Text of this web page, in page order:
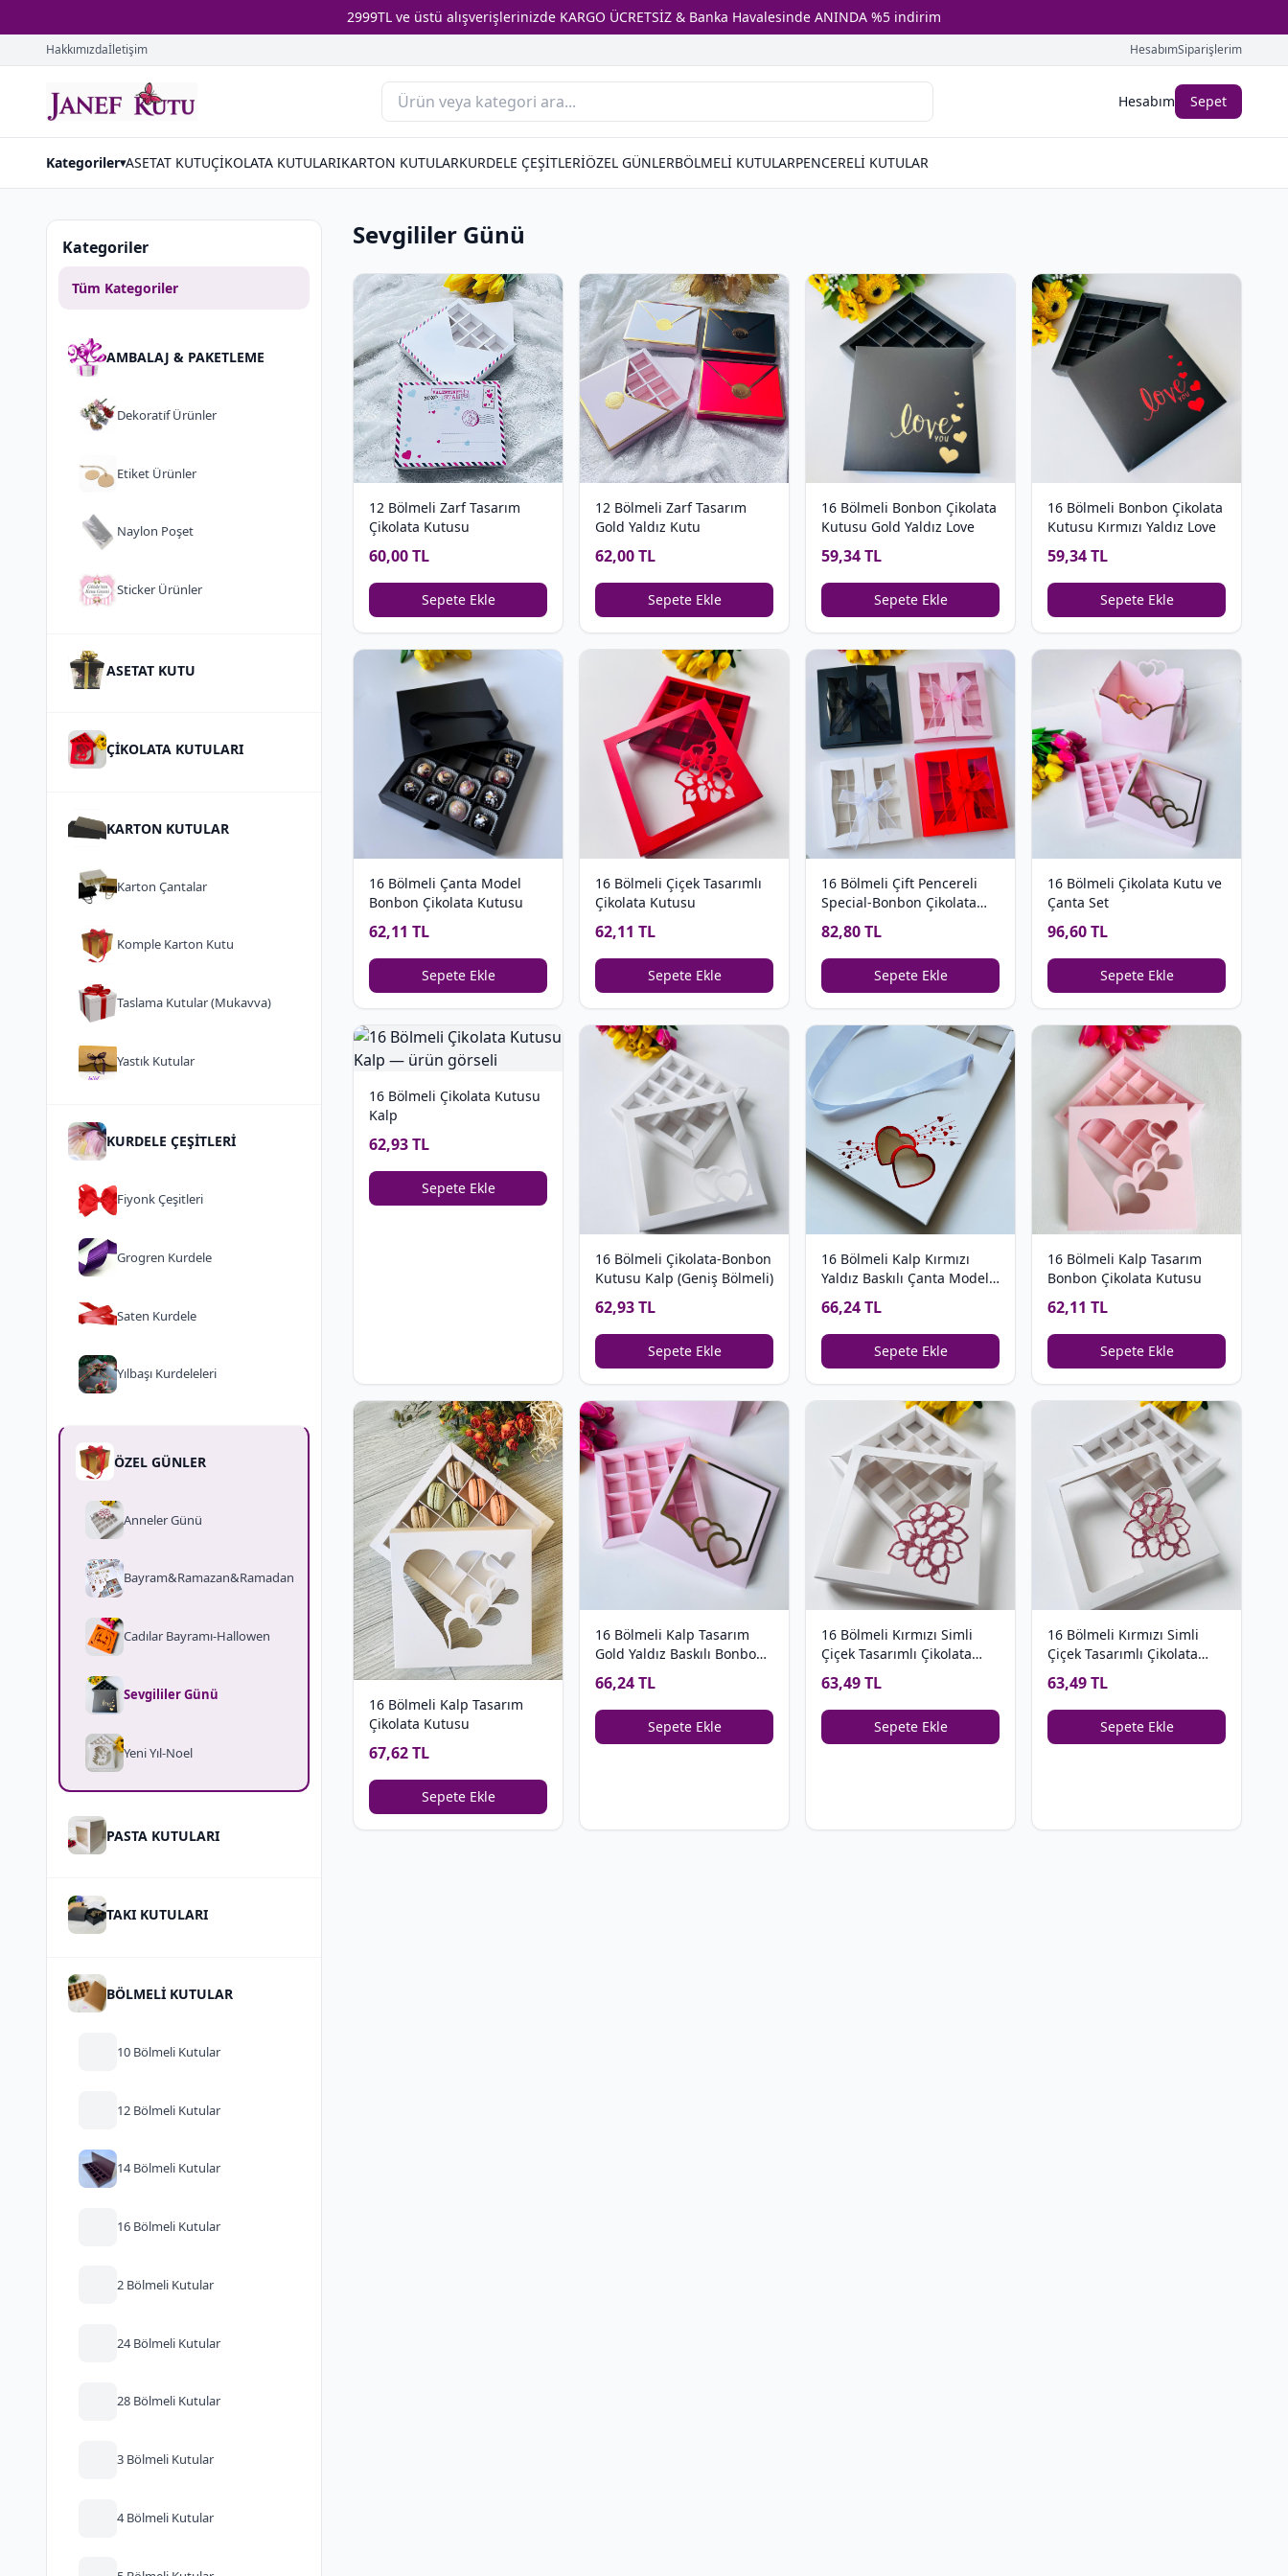
2999TL ve üstü alışverişlerinizde KARGO ÜCRETSİZ & Banka Havalesinde ANINDA %5 indirim
Hakkımızdaİletişim HesabımSiparişlerim
Hesabım Sepet
Kategoriler▾ASETAT KUTUÇİKOLATA KUTULARIKARTON KUTULARKURDELE ÇEŞİTLERİÖZEL GÜNLERBÖLMELİ KUTULARPENCERELİ KUTULAR
Kategoriler
Tüm Kategoriler
AMBALAJ & PAKETLEME
Dekorati̇f Ürünler
Etiket Ürünler
Naylon Poşet
Sticker Ürünler
ASETAT KUTU
ÇİKOLATA KUTULARI
KARTON KUTULAR
Karton Çantalar
Komple Karton Kutu
Taslama Kutular (Mukavva)
Yastık Kutular
KURDELE ÇEŞİTLERİ
Fiyonk Çeşitleri
Grogren Kurdele
Saten Kurdele
Yılbaşı Kurdeleleri
ÖZEL GÜNLER
Anneler Günü
Bayram&Ramazan&Ramadan
Cadılar Bayramı-Hallowen
Sevgililer Günü
Yeni Yıl-Noel
PASTA KUTULARI
TAKI KUTULARI
BÖLMELİ KUTULAR
10 Bölmeli Kutular
12 Bölmeli Kutular
14 Bölmeli Kutular
16 Bölmeli Kutular
2 Bölmeli Kutular
24 Bölmeli Kutular
28 Bölmeli Kutular
3 Bölmeli Kutular
4 Bölmeli Kutular
Sevgililer Günü
12 Bölmeli Zarf Tasarım
Çikolata Kutusu
60,00 TL
Sepete Ekle
12 Bölmeli Zarf Tasarım
Gold Yaldız Kutu
62,00 TL
Sepete Ekle
16 Bölmeli Bonbon Çikolata
Kutusu Gold Yaldız Love
59,34 TL
Sepete Ekle
16 Bölmeli Bonbon Çikolata
Kutusu Kırmızı Yaldız Love
59,34 TL
Sepete Ekle
16 Bölmeli Çanta Model
Bonbon Çikolata Kutusu
62,11 TL
Sepete Ekle
16 Bölmeli Çiçek Tasarımlı
Çikolata Kutusu
62,11 TL
Sepete Ekle
16 Bölmeli Çift Pencereli
Special-Bonbon Çikolata
Kutusu
82,80 TL
Sepete Ekle
16 Bölmeli Çikolata Kutu ve
Çanta Set
96,60 TL
Sepete Ekle
16 Bölmeli Çikolata Kutusu
Kalp
62,93 TL
Sepete Ekle
16 Bölmeli Çikolata-Bonbon
Kutusu Kalp (Geniş Bölmeli)
62,93 TL
Sepete Ekle
16 Bölmeli Kalp Kırmızı
Yaldız Baskılı Çanta Model
Bonbon Kutusu
66,24 TL
Sepete Ekle
16 Bölmeli Kalp Tasarım
Bonbon Çikolata Kutusu
62,11 TL
Sepete Ekle
16 Bölmeli Kalp Tasarım
Çikolata Kutusu
67,62 TL
Sepete Ekle
16 Bölmeli Kalp Tasarım
Gold Yaldız Baskılı Bonbon
Çikolata Kutusu
66,24 TL
Sepete Ekle
16 Bölmeli Kırmızı Simli
Çiçek Tasarımlı Çikolata
Kutusu (Desen 1)
63,49 TL
Sepete Ekle
16 Bölmeli Kırmızı Simli
Çiçek Tasarımlı Çikolata
63,49 TL
Sepete Ekle